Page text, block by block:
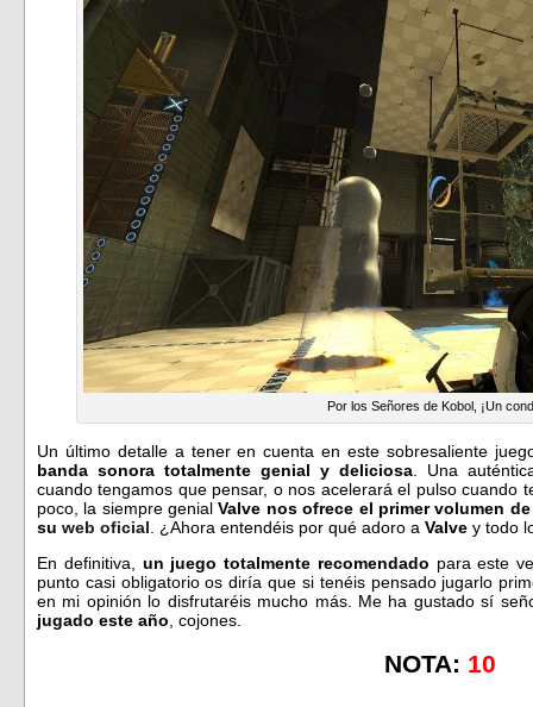
Por los Señores de Kobol, ¡Un
Un último detalle a tener en cuenta en este sobresaliente
banda sonora totalmente genial y deliciosa . Una
cuando tengamos que pensar, o nos acelerará el pulso cuando
poco, la siempre genialValve nos ofrece el primer volumen
su web oficial . ¿Ahora entendéis por qué adoro a Valve y todo
En definitiva, un juego totalmente recomendado para este
punto casi obligatorio os diría que si tenéis pensado jugarlo
en mi opinión lo disfrutaréis mucho más. Me ha gustado sí
jugado este año , cojones.
NOTA: 10